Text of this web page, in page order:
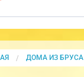
ДОМА ИЗ БРУСА